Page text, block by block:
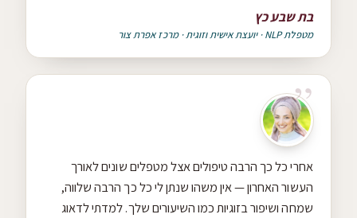
בת שבע כץ
מטפלת NLP · יועצת אישית וזוגית · מרכז אפרת צור
אחרי כל כך הרבה טיפולים אצל מטפלים שונים לאורך
העשור האחרון — אין משהו שנתן לי כל כך הרבה שלווה,
שמחה ושיפור בזוגיות כמו השיעורים שלך. למדתי לדאוג